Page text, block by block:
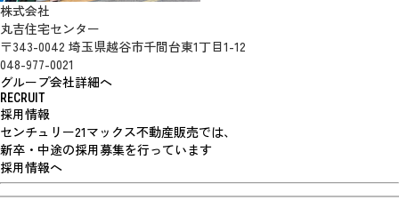
株式会社
丸吉住宅センター
〒343-0042 埼玉県越谷市千間台東1丁目1-12
048-977-0021
グループ会社詳細へ
RECRUIT
採用情報
センチュリー21マックス不動産販売では、
新卒・中途の採用募集を行っています
採用情報へ